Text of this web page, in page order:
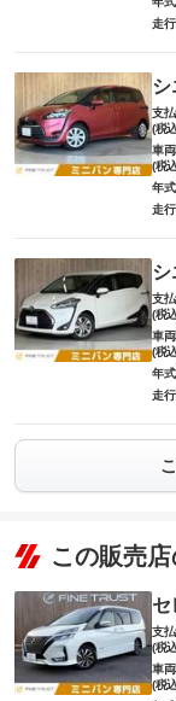
走行
シ
支
(税
車
(税
年式
走行
シ
支
(税
車
(税
年式
走行
この販売
セ
支
(税
車
(税